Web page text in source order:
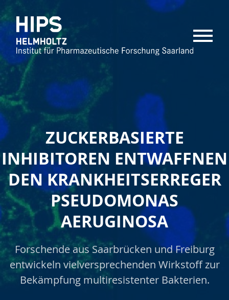
MENU
ZUCKERBASIERTE
INHIBITOREN ENTWAFFNEN
DEN KRANKHEITSERREGER
PSEUDOMONAS
AERUGINOSA
Forschende aus Saarbrücken und Freiburg
entwickeln vielversprechenden Wirkstoff zur
Bekämpfung multiresistenter Bakterien.